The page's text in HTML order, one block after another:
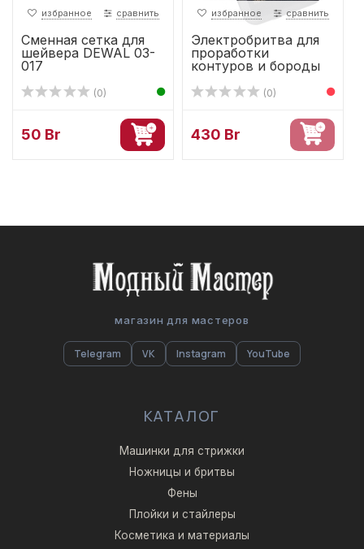
избранное сравнить
Сменная сетка для
шейвера DEWAL 03-
017
(0)
50 Br
избранное сравнить
Электробритва для
проработки
контуров и бороды
Wahl Final...
(0)
430 Br
магазин для мастеров
Telegram VK Instagram YouTube
КАТАЛОГ
Машинки для стрижки
Ножницы и бритвы
Фены
Плойки и стайлеры
Косметика и материалы